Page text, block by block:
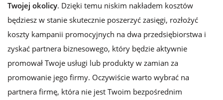
Twojej okolicy. Dzięki temu niskim nakładem kosztów
będziesz w stanie skutecznie poszerzyć zasięgi, rozłożyć
koszty kampanii promocyjnych na dwa przedsiębiorstwa i
zyskać partnera biznesowego, który będzie aktywnie
promował Twoje usługi lub produkty w zamian za
promowanie jego firmy. Oczywiście warto wybrać na
partnera firmę, która nie jest Twoim bezpośrednim